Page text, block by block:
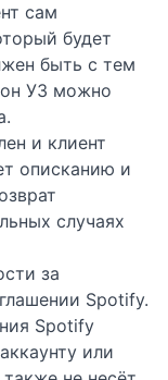
сам
будет
быть с тем
УЗ можно
и клиент
описканию и
случаях
за
Spotify.
Spotify
или